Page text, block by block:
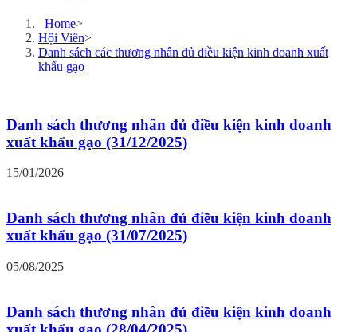
Home>
Hội Viên>
Danh sách các thương nhân đủ điều kiện kinh doanh xuất
khẩu gạo
Danh sách thương nhân đủ điều kiện kinh doanh
xuất khẩu gạo (31/12/2025)
15/01/2026
Danh sách thương nhân đủ điều kiện kinh doanh
xuất khẩu gạo (31/07/2025)
05/08/2025
Danh sách thương nhân đủ điều kiện kinh doanh